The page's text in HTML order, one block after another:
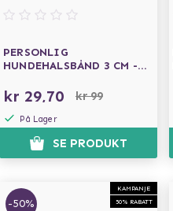
PERSONLIG
HUNDEHALSBÅND 3 CM -
kr 29,70 kr 99
På Lager
SE PRODUKT
KAMPANJE
50% RABATT
-50%